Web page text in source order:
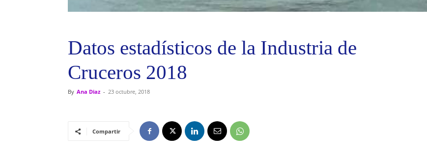
Datos estadísticos de la Industria de
Cruceros 2018
By Ana Diaz - 23 octubre, 2018
Compartir